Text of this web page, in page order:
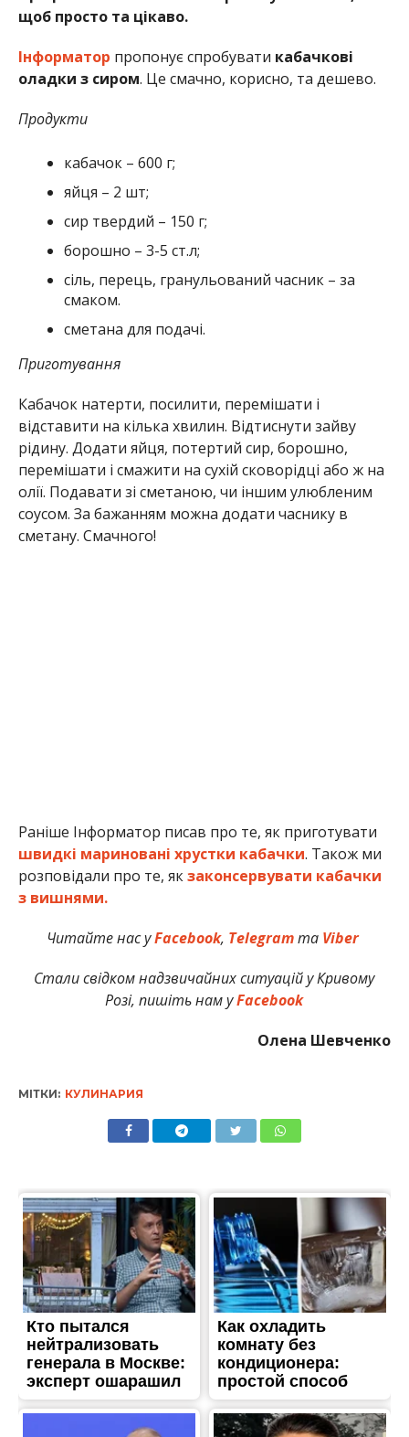
щоб просто та цікаво.
Інформатор пропонує спробувати кабачкові
оладки з сиром. Це смачно, корисно, та дешево.
Продукти
кабачок – 600 г;
яйця – 2 шт;
сир твердий – 150 г;
борошно – 3-5 ст.л;
сіль, перець, гранульований часник – за
смаком.
сметана для подачі.
Приготування
Кабачок натерти, посилити, перемішати і
відставити на кілька хвилин. Відтиснути зайву
рідину. Додати яйця, потертий сир, борошно,
перемішати і смажити на сухій сковорідці або ж на
олії. Подавати зі сметаною, чи іншим улюбленим
соусом. За бажанням можна додати часнику в
сметану. Смачного!
Раніше Інформатор писав про те, як приготувати
швидкі мариновані хрустки кабачки. Також ми
розповідали про те, якзаконсервувати кабачки
з вишнями.
Читайте нас уFacebook, Telegramта Viber
Стали свідком надзвичайних ситуацій у Кривому
Розі, пишіть нам уFacebook
Олена Шевченко
МІТКИ: КУЛИНАРИЯ